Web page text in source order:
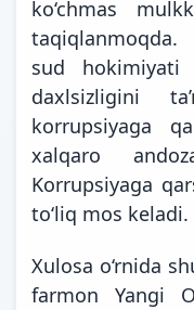
ko‘chmas
sud
daxlsizligini
korrupsiyaga
xalqaro
Korrupsiyaga
to‘liq mos keladi.
Xulosa o‘rnida
farmon Yangi